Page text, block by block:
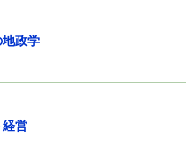
地政学
営